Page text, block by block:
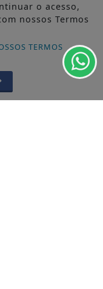
o acesso,
nossos Termos
TERMOS